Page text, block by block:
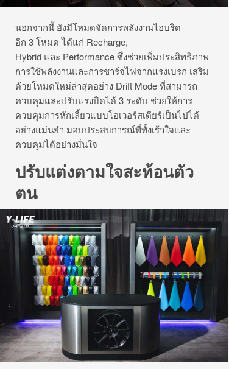
นอกจากนี้ ยังมีโหมดจัดการพลังงานไฮบริด
อีก 3 โหมด ได้แก่ Recharge,
Hybrid และ Performance ซึ่งช่วยเพิ่มประสิทธิภาพ
การใช้พลังงานและการชาร์จไฟจากแรงเบรก เสริม
ด้วยโหมดใหม่ล่าสุดอย่าง Drift Mode ที่สามารถ
ควบคุมและปรับแรงบิดได้ 3 ระดับ ช่วยให้การ
ควบคุมการหักเลี้ยวแบบโอเวอร์สเตียร์เป็นไปได้
อย่างแม่นยำ มอบประสบการณ์ที่ทั้งเร้าใจและ
ควบคุมได้อย่างมั่นใจ
ปรับแต่งตามใจสะท้อนตัว
ตน